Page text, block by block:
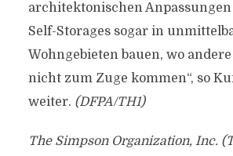
architektonischen
Self-Storages sogar in
Wohngebieten bauen, wo
nicht zum Zuge kommen“, so
weiter. (DFPA/TH1)
The Simpson Organization, Inc.